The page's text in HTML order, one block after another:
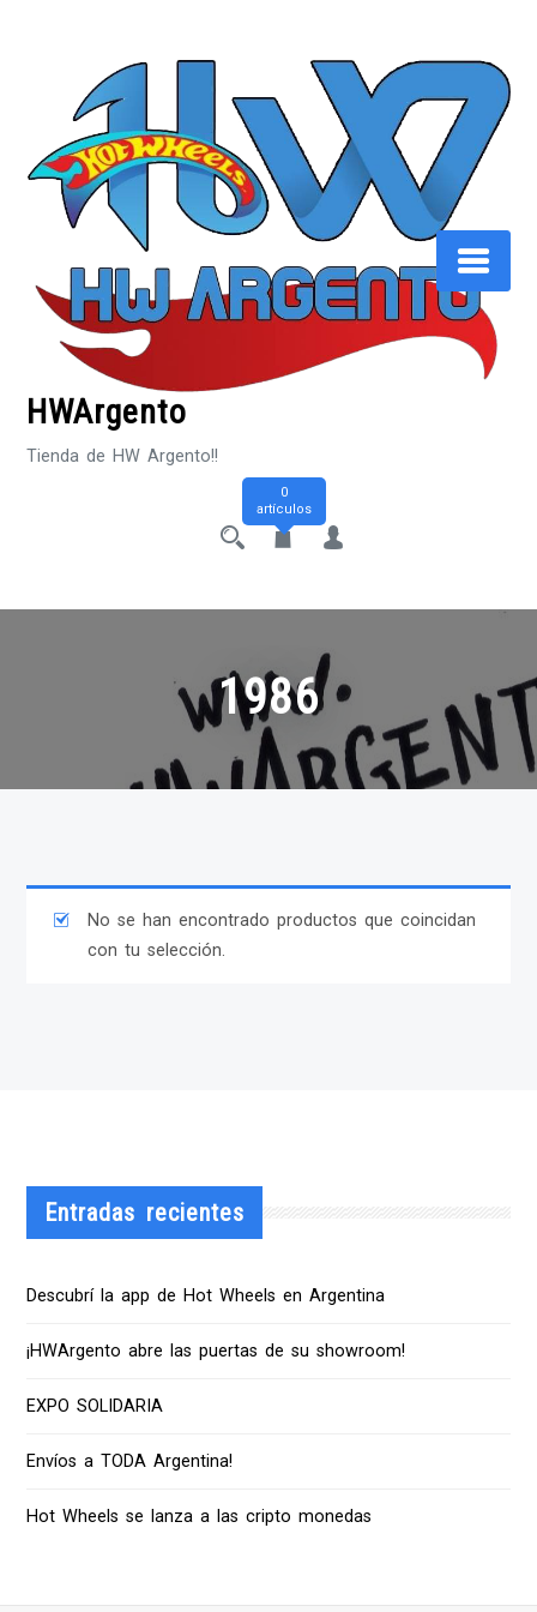
HWArgento
Tienda de HW Argento!!
0
artículos
1986
No se han encontrado productos que coincidan
con tu selección.
Entradas recientes
Descubrí la app de Hot Wheels en Argentina
¡HWArgento abre las puertas de su showroom!
EXPO SOLIDARIA
Envíos a TODA Argentina!
Hot Wheels se lanza a las cripto monedas